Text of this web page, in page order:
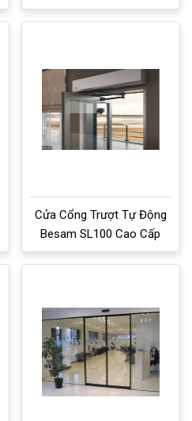
Cửa Cổng Trượt Tự Động
Besam SL100 Cao Cấp